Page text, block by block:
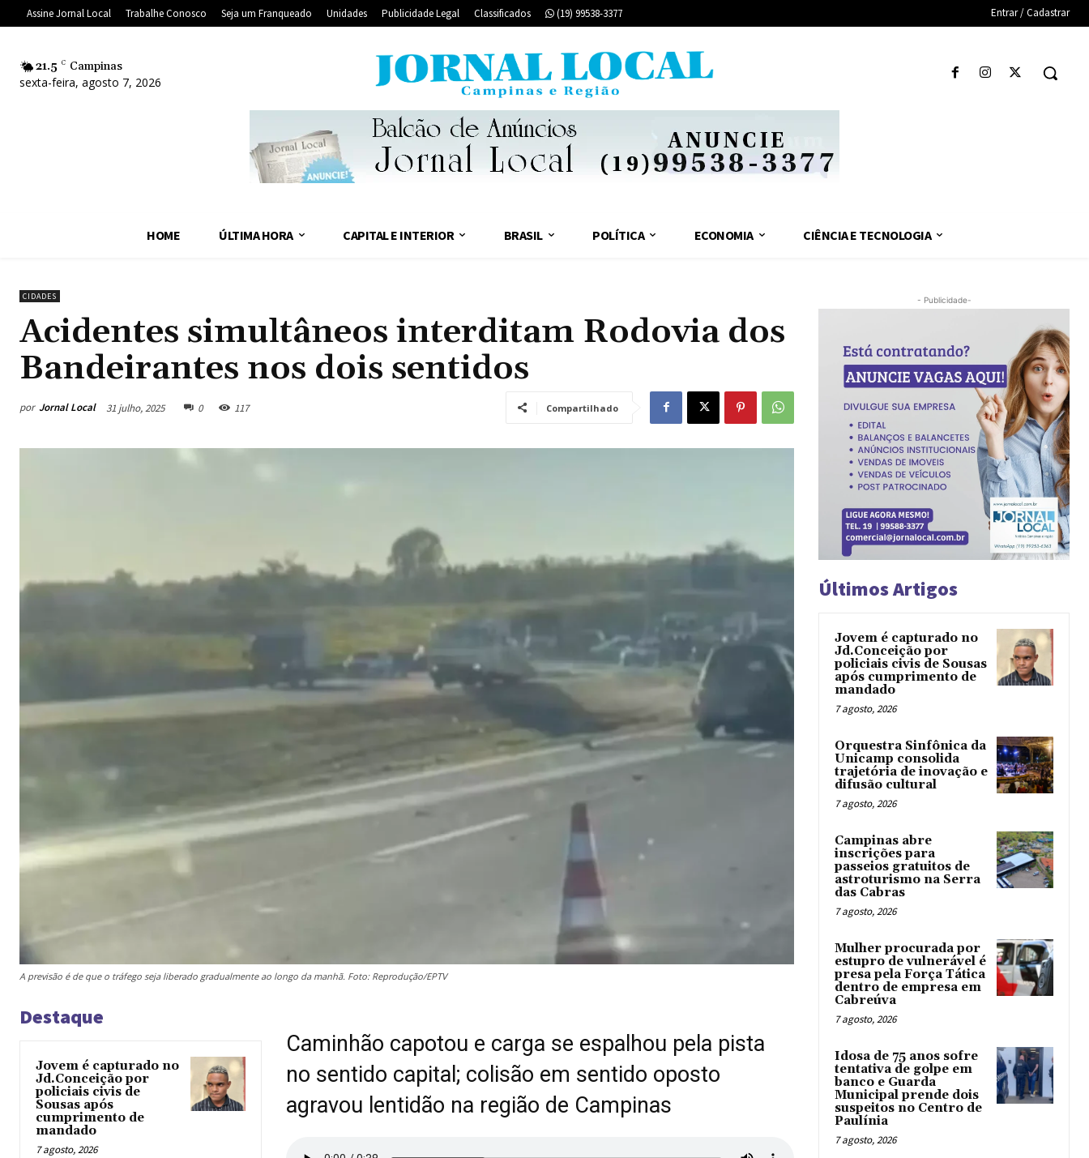
Assine Jornal Local Trabalhe Conosco Seja um Franqueado Unidades Publicidade Legal Classificados (19) 99538-3377 Entrar / Cadastrar
21.5 C Campinas
sexta-feira, agosto 7, 2026
HOME ÚLTIMA HORA CAPITAL E INTERIOR BRASIL POLÍTICA ECONOMIA CIÊNCIA E TECNOLOGIA
CIDADES
Acidentes simultâneos interditam Rodovia dos
Bandeirantes nos dois sentidos
por Jornal Local 31 julho, 2025 0 117 Compartilhado
A previsão é de que o tráfego seja liberado gradualmente ao longo da manhã. Foto: Reprodução/EPTV
Destaque
Jovem é capturado no
Jd.Conceição por
policiais civis de
Sousas após
cumprimento de
mandado
7 agosto, 2026
Caminhão capotou e carga se espalhou pela pista
no sentido capital; colisão em sentido oposto
agravou lentidão na região de Campinas
- Publicidade-
Últimos Artigos
Jovem é capturado no
Jd.Conceição por
policiais civis de Sousas
após cumprimento de
mandado
7 agosto, 2026
Orquestra Sinfônica da
Unicamp consolida
trajetória de inovação e
difusão cultural
7 agosto, 2026
Campinas abre
inscrições para
passeios gratuitos de
astroturismo na Serra
das Cabras
7 agosto, 2026
Mulher procurada por
estupro de vulnerável é
presa pela Força Tática
dentro de empresa em
Cabreúva
7 agosto, 2026
Idosa de 75 anos sofre
tentativa de golpe em
banco e Guarda
Municipal prende dois
suspeitos no Centro de
Paulínia
7 agosto, 2026